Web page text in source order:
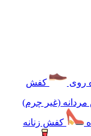
روی
کفش
(غیر چرم)
کفش زنانه